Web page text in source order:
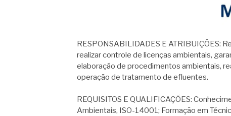
RESPONSABILIDADES E ATRIBUIÇÕES:
realizar controle de licenças ambientais,
elaboração de procedimentos ambientais,
operação de tratamento de efluentes.
REQUISITOS E QUALIFICAÇÕES:
Ambientais, ISO-14001; Formação em